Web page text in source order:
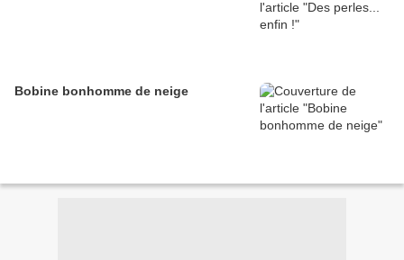
Bobine bonhomme de neige